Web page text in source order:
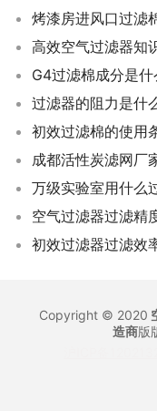
高效空气过滤器知
G4过滤棉成分是
初效过滤棉的使用
万级实验室用什么
Copyright © 2020
造商版